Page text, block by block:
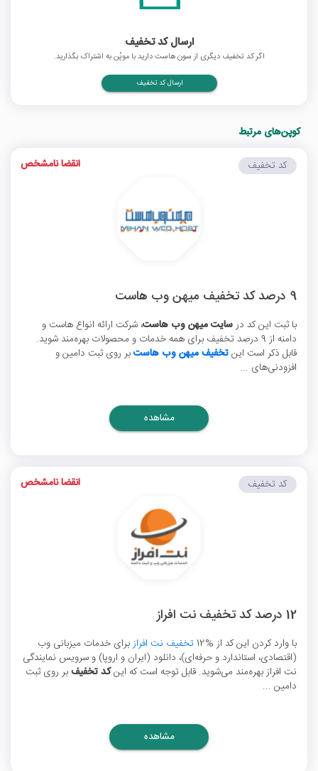
ارسال کد تخفیف
اگر کد تخفیف دیگری از سون هاست دارید با موپُن به اشتراک بگذارید.
ارسال کد تخفیف
کوپن‌های مرتبط
9 درصد کد تخفیف میهن وب هاست
با ثبت این کد درسایت میهن وب هاست، شرکت ارائه انواع هاست و
دامنه از 9 درصد تخفیف برای همه خدمات و محصولات بهره‌مند شوید.
قابل ذکر است اینتخفیف میهن وب هاستبر روی ثبت دامین و
افزودنی‌های ...
کد تخفیف انقضا نامشخص
مشاهده
12 درصد کد تخفیف نت افراز
با وارد کردن این کد از %12 تخفیف نت افرازبرای خدمات میزبانی وب
(اقتصادی، استاندارد و حرفه‌ای)، دانلود (ایران و اروپا) و سرویس نمایندگی
نت افراز بهره‌مند می‌شوید. قابل توجه است که اینکد تخفیفبر روی ثبت
دامین ...
کد تخفیف انقضا نامشخص
مشاهده